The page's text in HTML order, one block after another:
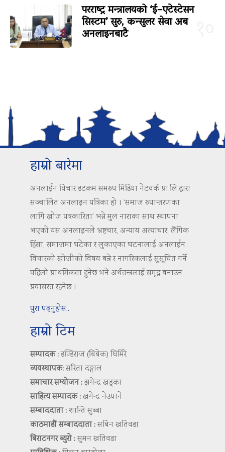
परराष्ट्र मन्त्रालयको ‘ई–एटेस्टेसन
सिस्टम’ सुरु, कन्सुलर सेवा अब
अनलाइनबाटै
हाम्रो बारेमा
अनलाईन विचार डटकम समरुप मिडिया नेटवर्क प्रा.लि.द्वारा
सञ्चालित अनलाइन पत्रिका हो । ‘समाज रुपान्तरणका
लागि खोज पत्रकारिता’ भन्ने मुल नाराका साथ स्थापना
भएको यस अनलाइनले भ्रष्टचार, अन्याय अत्याचार, लैंगिक
हिंसा, समाजमा घटेका र लुकाएका घटनालाई अनलाईन
विचारको खोजीको विषय बन्ने र नागरिकलाई सुसूचित गर्ने
पहिलो प्राथमिकता हुनेछ भने अर्थतन्त्रलाई समृद्ध बनाउन
प्रयासरत रहनेछ ।
पुरा पढ्नुहोस..
हाम्रो टिम
सम्पादक :डण्डिराज (बिबेक) घिमिरे
व्यवस्थापक:सरिता दङ्गाल
समाचार सम्योजन :झगेन्द्र खड्का
साहित्य सम्पादक :खगेन्द्र नेउपाने
सम्बाददाता :शान्ति सुब्बा
काठमाडौं सम्बाददाता :सबिन खतिवडा
बिराटनगर ब्युरो :सुमन खतिवडा